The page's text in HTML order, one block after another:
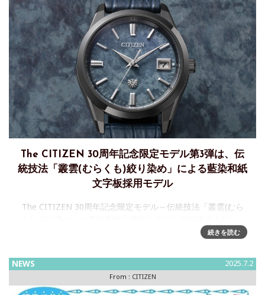
The CITIZEN 30周年記念限定モデル第3弾は、伝
統技法「叢雲(むらくも)絞り染め」による藍染和紙
文字板採用モデル
The CITIZEN 30周年記念限定モデル～伝統技法「叢雲(むら
時計の本質を追求し、卓越した精度を誇る高品質ウオッチ
続きを読む
NEWS 2025.7.2
From : CITIZEN